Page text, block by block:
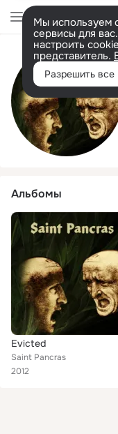
Мы используем
сервисы для
настроить
представитель.
Разрешить все
Альбомы
Evicted
Saint Pancras
2012